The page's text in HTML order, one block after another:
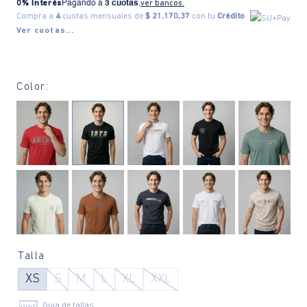
0% Interés Pagando a 3 cuotas.ver bancos.
Compra a 4cuotas mensuales de $ 21.170,37 con tu Crédito
Ver cuotas...
Color:
Talla
XS S M L XL XXL